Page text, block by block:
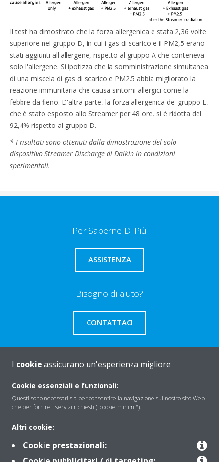
Il test ha dimostrato che la forza allergenica è stata 2,36 volte
superiore nel gruppo D, in cui i gas di scarico e il PM2,5 erano
stati aggiunti all'allergene, rispetto al gruppo A che conteneva
solo l'allergene. Si ipotizza che la somministrazione simultanea
di una miscela di gas di scarico e PM2.5 abbia migliorato la
reazione immunitaria che causa sintomi allergici come la
febbre da fieno. D'altra parte, la forza allergenica del gruppo E,
che è stato esposto allo Streamer per 48 ore, si è ridotta del
92,4% rispetto al gruppo D.
* I risultati sono ottenuti dalla dimostrazione del solo
dispositivo Streamer Discharge di Daikin in condizioni
sperimentali.
Per Saperne Di Più
ASSISTENZA
Bisogno di aiuto?
CONTATTACI
About Daikin
Contact
I cookie assicurano un'esperienza migliore
Cookie essenziali e funzionali:
Questi sono necessari sia per consentire la navigazione sul nostro sito Web
che per fornire i servizi richiesti ("cookie minimi").
Altri cookie:
Cookie prestazionali: